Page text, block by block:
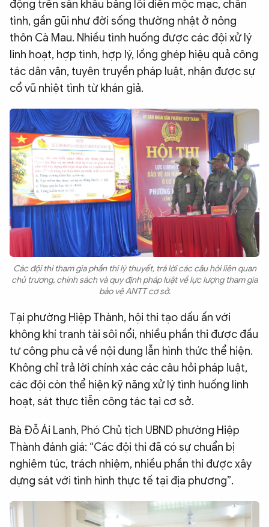
động trên sân khấu bằng lối diễn mộc mạc, chân
tình, gần gũi như đời sống thường nhật ở nông
thôn Cà Mau. Nhiều tình huống được các đội xử lý
linh hoạt, hợp tình, hợp lý, lồng ghép hiệu quả công
tác dân vận, tuyên truyền pháp luật, nhận được sự
cổ vũ nhiệt tình từ khán giả.
Các đội thi tham gia phần thi lý thuyết, trả lời các câu hỏi liên quan
chủ trương, chính sách và quy định pháp luật về lực lượng tham gia
bảo vệ ANTT cơ sở.
Tại phường Hiệp Thành, hội thi tạo dấu ấn với
không khí tranh tài sôi nổi, nhiều phần thi được đầu
tư công phu cả về nội dung lẫn hình thức thể hiện.
Không chỉ trả lời chính xác các câu hỏi pháp luật,
các đội còn thể hiện kỹ năng xử lý tình huống linh
hoạt, sát thực tiễn công tác tại cơ sở.
Bà Đỗ Ái Lanh, Phó Chủ tịch UBND phường Hiệp
Thành đánh giá: “Các đội thi đã có sự chuẩn bị
nghiêm túc, trách nhiệm, nhiều phần thi được xây
dựng sát với tình hình thực tế tại địa phương”.